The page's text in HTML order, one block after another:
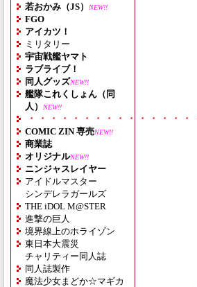
若おかみ（JS） NEW!!
FGO
アイカツ！
ミリタリー
宇宙戦艦ヤマト
ラブライブ！
同人グッズNEW!!
艦隊これくしょん（同
人）
NEW!!
・・・・・・・・・・・・・・・
COMIC ZIN 専売NEW!!
商業誌
オリジナルNEW!!
ニンジャスレイヤー
アイドルマスター
シンデレラガールズ
THE iDOL M@STER
進撃の巨人
境界線上のホライゾン
東日本大震災
チャリティー同人誌
同人誌製作
魔法少女まどか☆マギカ